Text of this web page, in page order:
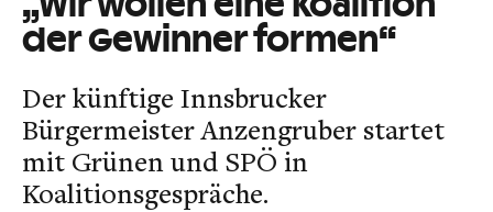
„Wir wollen eine Koalition
der Gewinner formen“
Der künftige Innsbrucker
Bürgermeister Anzengruber startet
mit Grünen und SPÖ in
Koalitionsgespräche.